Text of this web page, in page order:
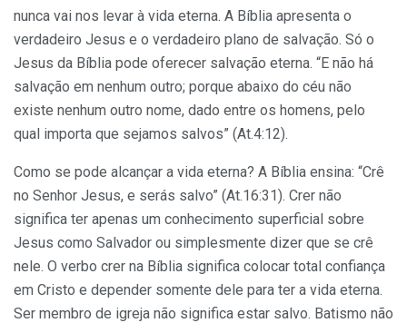
nunca vai nos levar à vida eterna. A Bíblia apresenta o
verdadeiro Jesus e o verdadeiro plano de salvação. Só o
Jesus da Bíblia pode oferecer salvação eterna. “E não há
salvação em nenhum outro; porque abaixo do céu não
existe nenhum outro nome, dado entre os homens, pelo
qual importa que sejamos salvos” (At.4:12).
Como se pode alcançar a vida eterna? A Bíblia ensina: “Crê
no Senhor Jesus, e serás salvo” (At.16:31). Crer não
significa ter apenas um conhecimento superficial sobre
Jesus como Salvador ou simplesmente dizer que se crê
nele. O verbo crer na Bíblia significa colocar total confiança
em Cristo e depender somente dele para ter a vida eterna.
Ser membro de igreja não significa estar salvo. Batismo não